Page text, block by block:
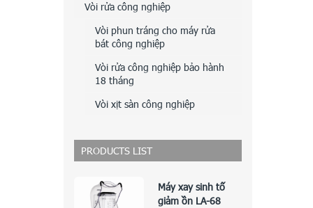
Vòi rửa công nghiệp
Vòi phun tráng cho máy rửa
bát công nghiệp
Vòi rửa công nghiệp bảo hành
18 tháng
Vòi xịt sàn công nghiệp
PRODUCTS LIST
Máy xay sinh tố
giảm ồn LA-68